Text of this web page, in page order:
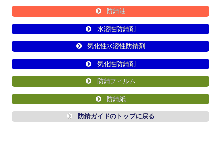
防錆油
水溶性防錆剤
気化性水溶性防錆剤
気化性防錆剤
防錆フィルム
防錆紙
防錆ガイドのトップに戻る